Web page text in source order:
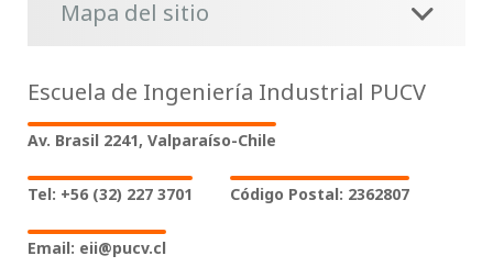
Mapa del sitio
Escuela de Ingeniería Industrial PUCV
Av. Brasil 2241, Valparaíso-Chile
Tel: +56 (32) 227 3701 Código Postal: 2362807
Email: eii@pucv.cl